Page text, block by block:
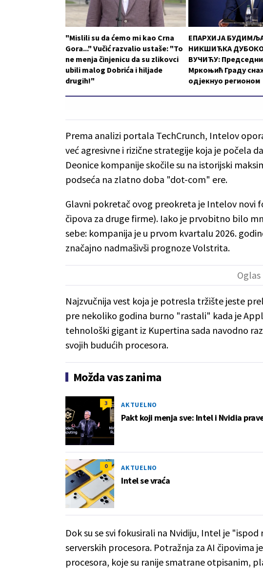
"Mislili su da ćemo mi kao Crna
Gora..." Vučić razvalio ustaše: "To
ne menja činjenicu da su zlikovci
ubili malog Dobrića i hiljade
drugih!"
ЕПАРХИЈА
НИКШИЋКА
ВУЧИЋУ:
Мркоњић Граду
одјекнуо регионом
Prema analizi portala TechCrunch, Intelov
već agresivne i rizične strategije koja je počela
Deonice kompanije skočile su na istorijski
podseća na zlatno doba "dot-com" ere.
Glavni pokretač ovog preokreta je Intelov novi
čipova za druge firme). Iako je prvobitno bilo
sebe: kompanija je u prvom kvartalu 2026.
značajno nadmašivši prognoze Volstrita.
Najzvučnija vest koja je potresla tržište jeste
pre nekoliko godina burno "rastali" kada je
tehnološki gigant iz Kupertina sada navodno
svojih budućih procesora.
Možda vas zanima
3 AKTUELNO
Pakt koji menja sve: Intel i Nvidia
0 AKTUELNO
Intel se vraća
Dok su se svi fokusirali na Nvidiju, Intel je
serverskih procesora. Potražnja za AI čipovima
procesora, koje su ranije smatrane otpisanim,